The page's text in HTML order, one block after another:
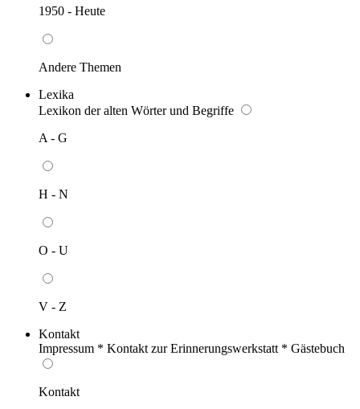
1950 - Heute
Andere Themen
Lexika
Lexikon der alten Wörter und Begriffe
A - G
H - N
O - U
V - Z
Kontakt
Impressum * Kontakt zur Erinnerungswerkstatt * Gästebuch
Kontakt